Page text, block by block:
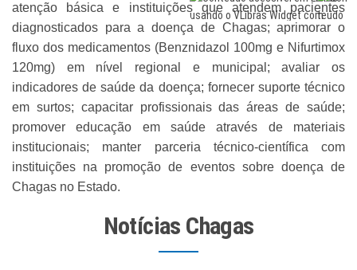
atenção básica e instituições que atendem pacientes
diagnosticados para a doença de Chagas; aprimorar o
fluxo dos medicamentos (Benznidazol 100mg e Nifurtimox
120mg) em nível regional e municipal; avaliar os
indicadores de saúde da doença; fornecer suporte técnico
em surtos; capacitar profissionais das áreas de saúde;
promover educação em saúde através de materiais
institucionais; manter parceria técnico-científica com
instituições na promoção de eventos sobre doença de
Chagas no Estado.
Notícias Chagas